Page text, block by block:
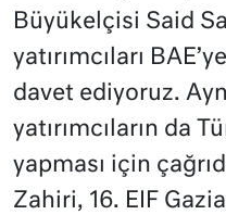
Büyükelçisi Said
yatırımcıları
davet ediyoruz.
yatırımcıların da
yapması için
Zahiri, 16. EIF